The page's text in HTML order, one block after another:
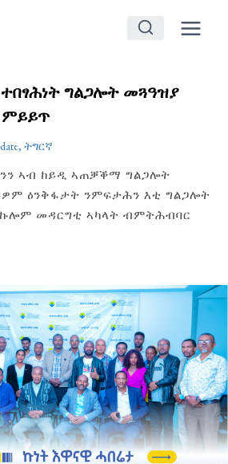
ተበፃሕነት ግልጋሎት መጓዓዝያ
ምይይጥ
, ትግርኛ
ኣብ ከይዲ ኣጠቓቕማ ግልጋሎት
ዕንቅፋታት ንምፍታሕን እቲ ግልጋሎት
ኩሎም መዳርግቲ ኣካላት ብምትሕብባር